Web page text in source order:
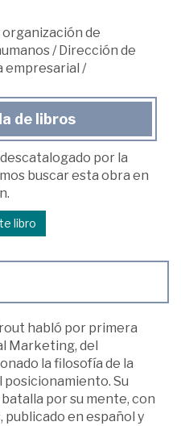
organización de
/ Dirección de
empresarial /
de libros
por la
buscar esta obra en
libro
habló por primera
Marketing, del
la filosofía de la
Su
por su mente, con
publicado en español y